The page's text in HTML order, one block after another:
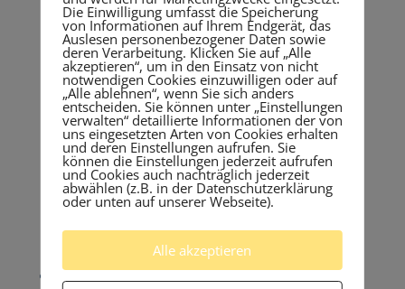
arbeitsmedizinischem Grundsatz:
G 25 „Fahr-, Steuer- und
Überwachungstätigkeiten
Aufgaben
Beratung und Unterstützung des
Projektleiters in allen Belangen des
Gesundheits-, Arbeits- und Brandschutzes
bei der Erarbeitung des SiGe- Planes,
Die Einwilligung umfasst die Speicherung
von Informationen auf Ihrem Endgerät, das
Auslesen personenbezogener Daten sowie
deren Verarbeitung. Klicken Sie auf „Alle
akzeptieren“, um in den Einsatz von nicht
notwendigen Cookies einzuwilligen oder auf
„Alle ablehnen“, wenn Sie sich anders
entscheiden. Sie können unter „Einstellungen
verwalten“ detaillierte Informationen der von
uns eingesetzten Arten von Cookies erhalten
und deren Einstellungen aufrufen. Sie
können die Einstellungen jederzeit aufrufen
und Cookies auch nachträglich jederzeit
abwählen (z.B. in der Datenschutzerklärung
oder unten auf unserer Webseite).
Alle akzeptieren